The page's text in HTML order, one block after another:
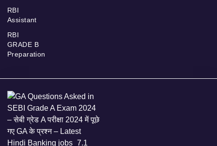
RBI
Assistant
RBI
GRADE B
Preparation